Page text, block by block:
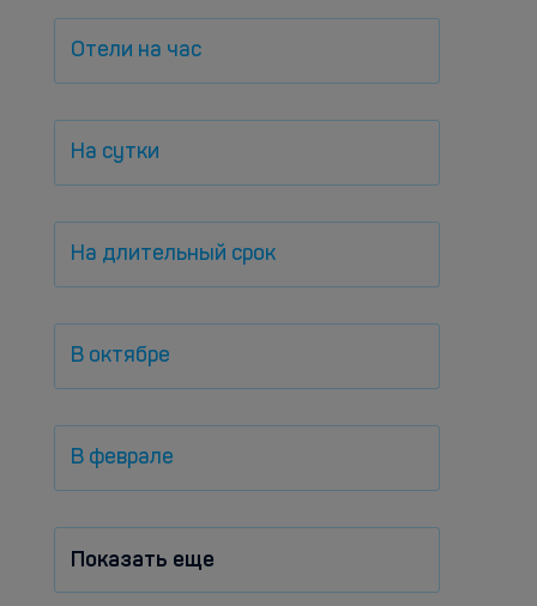
Отели на час
На сутки
На длительный срок
В октябре
В феврале
Показать еще